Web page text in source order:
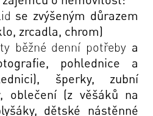
se zvýšeným důrazem
zrcadla, chrom)
běžné denní potřeby a
pohlednice a
šperky, zubní
oblečení (z věšáků na
dětské nástěnné